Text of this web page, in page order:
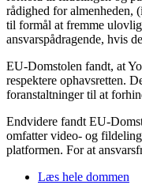
rådighed for almenheden,
til formål at fremme
ansvarspådragende, hvis
EU-Domstolen fandt, at
respektere ophavsretten.
foranstaltninger til at
Endvidere fandt EU-
omfatter video- og
platformen. For at
Læs hele dommen